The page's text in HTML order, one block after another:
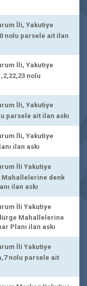
İli, Yakutiye
nolu parsele ait ilan
İli, Yakutiye
nolu
İli, Yakutiye
parsele ait ilan askı
İli, Yakutiye
ilan askı
İli Yakutiye
Mahallelerine denk
ilan askı
İli Yakutiye
Mahallelerine
Planı ilan askı
İli Yakutiye
nolu parsele ait